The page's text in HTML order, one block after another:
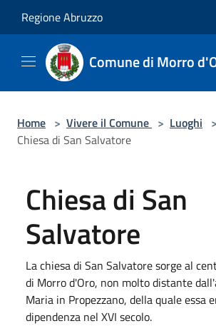
Regione Abruzzo
Comune di Morro
Home > Vivere il Comune > Luoghi >
Chiesa di San Salvatore
Chiesa di San
Salvatore
La chiesa di San Salvatore sorge al
di Morro d'Oro, non molto distante
Maria in Propezzano, della quale essa
dipendenza nel XVI secolo.